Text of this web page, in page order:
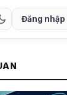
Đăng nhập